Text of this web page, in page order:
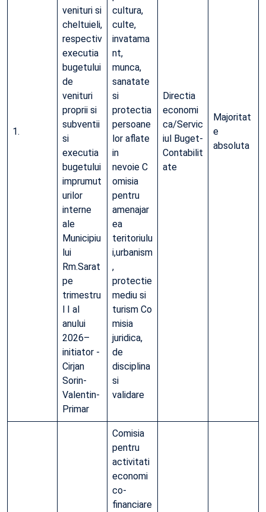
1.
venituri si
cheltuieli,
respectiv
executia
bugetului
de
venituri
proprii si
subventii
si
executia
bugetului
imprumut
urilor
interne
ale
Municipiu
lui
Rm.Sarat
pe
trimestru
l I al
anului
2026–
initiator -
Cirjan
Sorin-
Valentin-
Primar
cultura,
culte,
invatama
nt,
munca,
sanatate
si
protectia
persoane
lor aflate
in
nevoie C
omisia
pentru
amenajar
ea
teritoriulu
i,urbanism
,
protectie
mediu si
turism Co
misia
juridica,
de
disciplina
si
validare
Directia
economi
ca/Servic
iul Buget-
Contabilit
ate
Majoritat
e
absoluta
Comisia
pentru
activitati
economi
co-
financiare